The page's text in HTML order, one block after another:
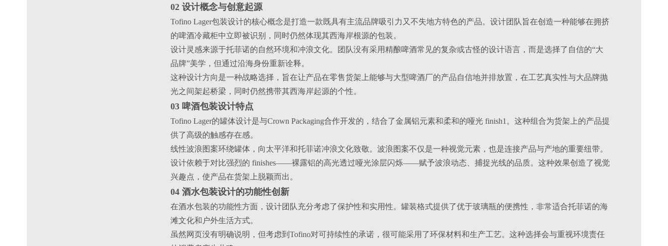
02 设计概念与创意起源
Tofino Lager包装设计的核心概念是打造一款既具有主流品牌吸引力又不失地方特色的产品。设计团队旨在创造一种能够在拥挤
的啤酒冷藏柜中立即被识别，同时仍然体现其西海岸根源的包装。
设计灵感来源于托菲诺的自然环境和冲浪文化。团队没有采用精酿啤酒常见的复杂或古怪的设计语言，而是选择了自信的“大
品牌”美学，但通过沿海身份重新诠释。
这种设计方向是一种战略选择，旨在让产品在零售货架上能够与大型啤酒厂的产品自信地并排放置，在工艺真实性与大品牌抛
光之间架起桥梁，同时仍然携带其西海岸起源的个性。
03 啤酒包装设计特点
Tofino Lager的罐体设计是与Crown Packaging合作开发的，结合了金属铝元素和柔和的哑光 finish1。这种组合为货架上的产品提
供了高级的触感存在感。
线性波浪图案环绕罐体，向太平洋和托菲诺冲浪文化致敬。波浪图案不仅是一种视觉元素，也是连接产品与产地的重要纽带。
设计依赖于对比强烈的 finishes——裸露铝的高光透过哑光涂层闪烁——赋予波浪动态、捕捉光线的品质。这种效果创造了视觉
兴趣点，使产品在货架上脱颖而出。
04 酒水包装设计的功能性创新
在酒水包装的功能性方面，设计团队充分考虑了保护性和实用性。罐装格式提供了优于玻璃瓶的便携性，非常适合托菲诺的海
滩文化和户外生活方式。
虽然网页没有明确说明，但考虑到Tofino对可持续性的承诺，很可能采用了环保材料和生产工艺。这种选择会与重视环境责任